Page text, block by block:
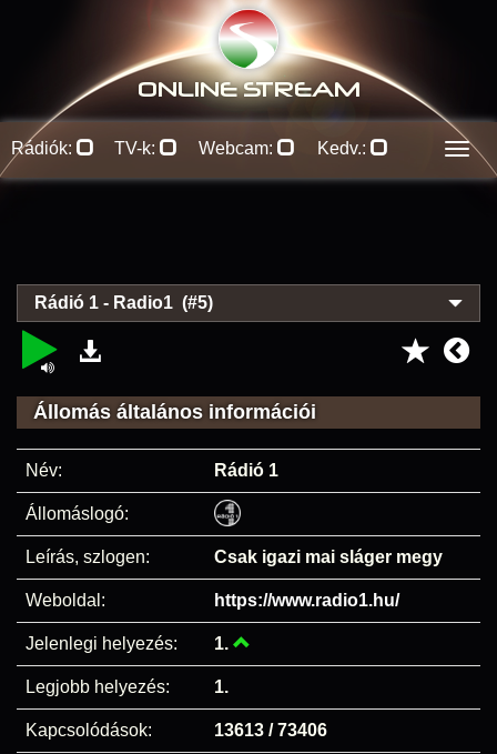
ONLINE STREAM
Rádiók: TV-k: Webcam: Kedv.:
Rádió 1 - Radio1 (#5)
Állomás általános információi
Név: Rádió 1
Állomáslogó:
Leírás, szlogen: Csak igazi mai sláger megy
Weboldal: https://www.radio1.hu/
Jelenlegi helyezés: 1.
Legjobb helyezés: 1.
Kapcsolódások: 13613 / 73406